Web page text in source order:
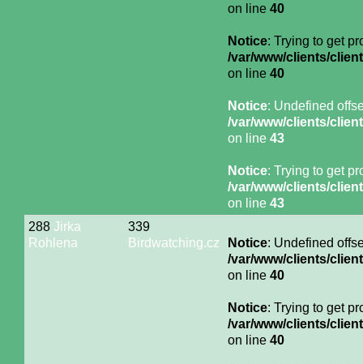
on line 40
Notice: Trying to get
/var/www/clients/
on line 40
Notice: Undefined
/var/www/clients/
on line 43
Notice: Trying to get
/var/www/clients/
on line 43
288 Jirka
Rohlena
339
Birdwatching.cz
Notice: Undefined
/var/www/clients/
on line 40
Notice: Trying to get
/var/www/clients/
on line 40